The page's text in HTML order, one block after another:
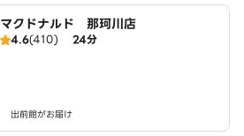
マクドナルド 那珂川店
4.6(410) 24分
出前館がお届け